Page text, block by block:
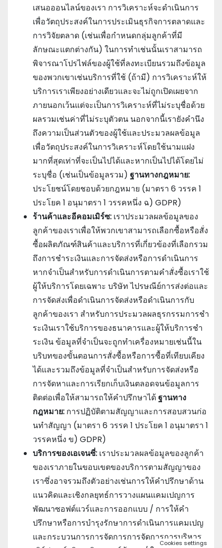
เสนอออนไลน์ของเรา การวิเคราะห์จะดําเนินการ
เพื่อวัตถุประสงค์ในการประเมินธุรกิจการตลาดและ
การวิจัยตลาด (เช่นเพื่อกําหนดกลุ่มลูกค้าที่มี
ลักษณะแตกต่างกัน) ในการทําเช่นนั้นเราสามารถ
พิจารณาโปรไฟล์ของผู้ใช้ที่ลงทะเบียนรวมถึงข้อมูล
ของพวกเขาเช่นบริการที่ใช้ (ถ้ามี) การวิเคราะห์ให้
บริการเราเพียงอย่างเดียวและจะไม่ถูกเปิดเผยจาก
ภายนอกเว้นแต่จะเป็นการวิเคราะห์ที่ไม่ระบุชื่อด้วย
ผลรวมเช่นค่าที่ไม่ระบุตัวตน นอกจากนี้เรายังคํานึง
ถึงความเป็นส่วนตัวของผู้ใช้และประมวลผลข้อมูล
เพื่อวัตถุประสงค์ในการวิเคราะห์โดยใช้นามแฝง
มากที่สุดเท่าที่จะเป็นไปได้และหากเป็นไปได้โดยไม่
ระบุชื่อ (เช่นเป็นข้อมูลรวม) ฐานทางกฎหมาย:
ประโยชน์โดยชอบด้วยกฎหมาย (มาตรา 6 วรรค 1
ประโยค 1 อนุมาตรา 1 วรรคหนึ่ง ฉ) GDPR)
ร้านค้าและอีคอมเมิร์ซ: เราประมวลผลข้อมูลของ
ลูกค้าของเราเพื่อให้พวกเขาสามารถเลือกซื้อหรือสั่ง
ซื้อผลิตภัณฑ์สินค้าและบริการที่เกี่ยวข้องที่เลือกรวม
ถึงการชําระเงินและการจัดส่งหรือการดําเนินการ
หากจําเป็นสําหรับการดําเนินการตามคําสั่งซื้อเราใช้
ผู้ให้บริการโดยเฉพาะ บริษัท ไปรษณีย์การส่งต่อและ
การจัดส่งเพื่อดําเนินการจัดส่งหรือดําเนินการกับ
ลูกค้าของเรา สําหรับการประมวลผลธุรกรรมการชํา
ระเงินเราใช้บริการของธนาคารและผู้ให้บริการชํา
ระเงิน ข้อมูลที่จําเป็นจะถูกทําเครื่องหมายเช่นนี้ใน
บริบทของขั้นตอนการสั่งซื้อหรือการซื้อที่เทียบเคียง
ได้และรวมถึงข้อมูลที่จําเป็นสําหรับการจัดส่งหรือ
การจัดหาและการเรียกเก็บเงินตลอดจนข้อมูลการ
ติดต่อเพื่อให้สามารถให้คําปรึกษาได้ฐานทาง
กฎหมาย: การปฏิบัติตามสัญญาและการสอบสวนก่อ
นทําสัญญา (มาตรา 6 วรรค 1 ประโยค 1 อนุมาตรา 1
วรรคหนึ่ง ข) GDPR)
บริการของเอเจนซี่: เราประมวลผลข้อมูลของลูกค้า
ของเราภายในขอบเขตของบริการตามสัญญาของ
เราซึ่งอาจรวมถึงตัวอย่างเช่นการให้คําปรึกษาด้าน
แนวคิดและเชิงกลยุทธ์การวางแผนแคมเปญการ
พัฒนาซอฟต์แวร์และการออกแบบ / การให้คํา
ปรึกษาหรือการบํารุงรักษาการดําเนินการแคมเปญ
และกระบวนการการจัดการการจัดการการบริหาร
Cookies settings